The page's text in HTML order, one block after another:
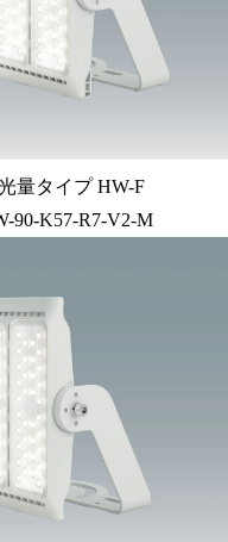
量タイプ HW-F
90-K57-R7-V2-M